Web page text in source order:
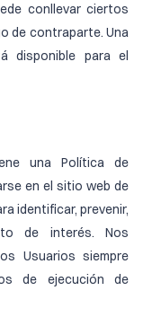
conllevar ciertos
de contraparte. Una
disponible para el
una Política de
en el sitio web de
identificar, prevenir,
de interés. Nos
Usuarios siempre
de ejecución de